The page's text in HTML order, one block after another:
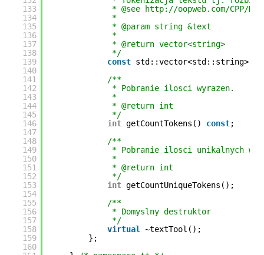
133
134
135
136
137
138
139
140
141
142
143
144
145
146
147
148
149
150
151
152
153
154
155
156
157
158
159
160
* @see http://oopweb.com/CPP/
*
* @param string &text
*
* @return vector<string>
*/
const std::vector<std::string> &
/**
* Pobranie ilosci wyrazen.
*
* @return int
*/
int getCountTokens() const;
/**
* Pobranie ilosci unikalnych
*
* @return int
*/
int getCountUniqueTokens();
/**
* Domyslny destruktor
*/
virtual
~textTool();
};